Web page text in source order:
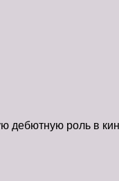
дебютную роль в